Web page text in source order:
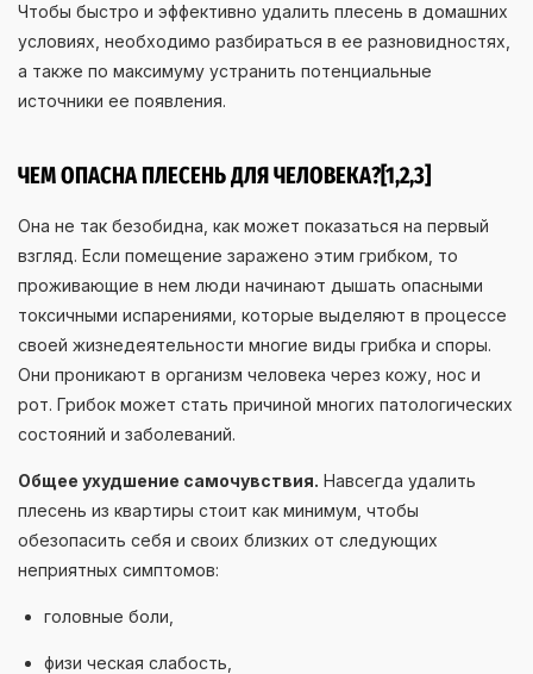
Чтобы быстро и эффективно удалить плесень в домашних
условиях, необходимо разбираться в ее разновидностях,
а также по максимуму устранить потенциальные
источники ее появления.
ЧЕМ ОПАСНА ПЛЕСЕНЬ ДЛЯ ЧЕЛОВЕКА?[1,2,3]
Она не так безобидна, как может показаться на первый
взгляд. Если помещение заражено этим грибком, то
проживающие в нем люди начинают дышать опасными
токсичными испарениями, которые выделяют в процессе
своей жизнедеятельности многие виды грибка и споры.
Они проникают в организм человека через кожу, нос и
рот. Грибок может стать причиной многих патологических
состояний и заболеваний.
Общее ухудшение самочувствия. Навсегда удалить
плесень из квартиры стоит как минимум, чтобы
обезопасить себя и своих близких от следующих
неприятных симптомов:
головные боли,
физи ческая слабость,